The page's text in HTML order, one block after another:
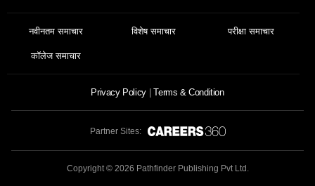
नवीनतम समाचार विशेष समाचार परीक्षा समाचार
कॉलेज समाचार
Privacy Policy Terms & Condition
Partner Sites:
Copyright © 2026 Pathfinder Publishing Pvt Ltd.